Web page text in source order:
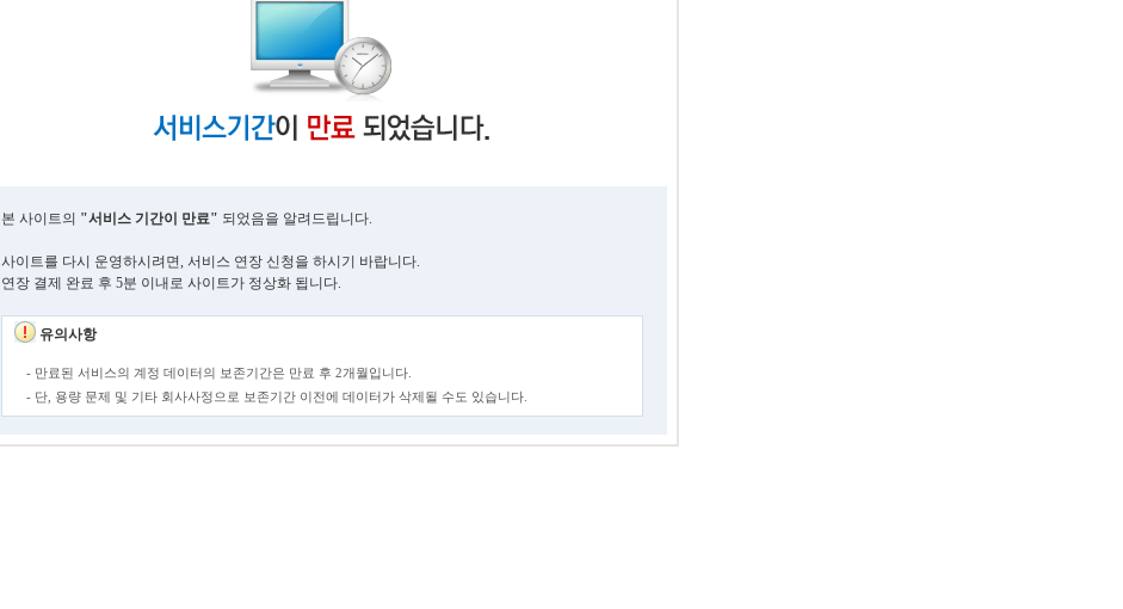
본 사이트의 "서비스 기간이 만료" 되었음을 알려드립니다.
사이트를 다시 운영하시려면, 서비스 연장 신청을 하시기 바랍니다.
연장 결제 완료 후 5분 이내로 사이트가 정상화 됩니다.
유의사항
- 만료된 서비스의 계정 데이터의 보존기간은 만료 후 2개월입니다.
- 단, 용량 문제 및 기타 회사사정으로 보존기간 이전에 데이터가 삭제될 수도 있습니다.